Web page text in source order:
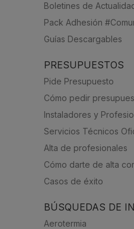
Boletines de
Pack Adhesión
Guías Descargables
PRESUPUESTOS
Pide Presupuesto
Cómo pedir
Instaladores y
Servicios Técnicos
Alta de profesionales
Cómo darte de alta
Casos de éxito
BÚSQUEDAS DE
Aerotermia